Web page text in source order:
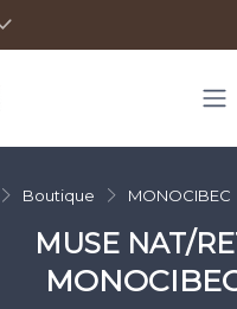
Boutique MONOCIBEC
MUSE NAT/